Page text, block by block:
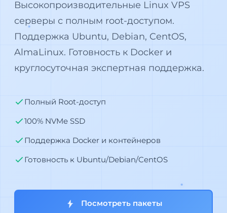
Высокопроизводительные Linux VPS
серверы с полным root-доступом.
Поддержка Ubuntu, Debian, CentOS,
AlmaLinux. Готовность к Docker и
круглосуточная экспертная поддержка.
Полный Root-доступ
100% NVMe SSD
Поддержка Docker и контейнеров
Готовность к Ubuntu/Debian/CentOS
Посмотреть пакеты